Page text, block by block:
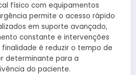
físico com equipamentos
permite o acesso rápido
em suporte avançado,
constante e intervenções
finalidade é reduzir o tempo de
determinante para a
do paciente.